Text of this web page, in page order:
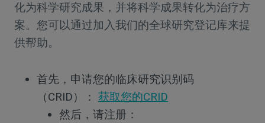
化为科学研究成果，并将科学成果转化为治疗方
案。您可以通过加入我们的全球研究登记库来提
供帮助。
首先，申请您的临床研究识别码
（CRID）： 获取您的CRID
然后，请注册：